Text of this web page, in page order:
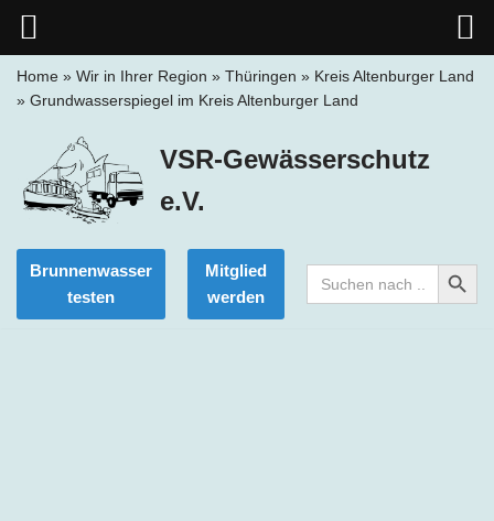
springen
Home » Wir in Ihrer Region » Thüringen » Kreis Altenburger Land
» Grundwasserspiegel im Kreis Altenburger Land
VSR-Gewässerschutz
e.V.
Brunnenwasser
testen
Mitglied
werden
Search
for:
Search Button